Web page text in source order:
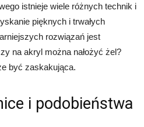
istnieje wiele różnych technik i
pięknych i trwałych
rozwiązań jest
na akryl można nałożyć żel?
być zaskakująca.
i podobieństwa